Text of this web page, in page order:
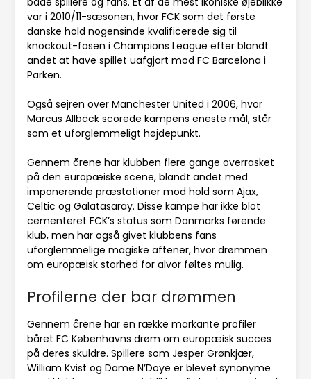
var i 2010/11-sæsonen, hvor FCK som det første
danske hold nogensinde kvalificerede sig til
knockout-fasen i Champions League efter blandt
andet at have spillet uafgjort mod FC Barcelona i
Parken.
Også sejren over Manchester United i 2006, hvor
Marcus Allbäck scorede kampens eneste mål, står
som et uforglemmeligt højdepunkt.
Gennem årene har klubben flere gange overrasket
på den europæiske scene, blandt andet med
imponerende præstationer mod hold som Ajax,
Celtic og Galatasaray. Disse kampe har ikke blot
cementeret FCK’s status som Danmarks førende
klub, men har også givet klubbens fans
uforglemmelige magiske aftener, hvor drømmen
om europæisk storhed for alvor føltes mulig.
Profilerne der bar drømmen
Gennem årene har en række markante profiler
båret FC Københavns drøm om europæisk succes
på deres skuldre. Spillere som Jesper Grønkjær,
William Kvist og Dame N’Doye er blevet synonyme